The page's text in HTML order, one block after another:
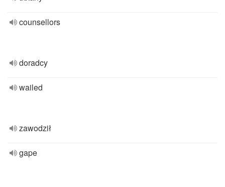
counsellors
doradcy
wailed
zawodził
gape